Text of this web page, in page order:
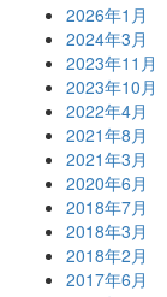
2026年1月
2024年3月
2023年11月
2023年10月
2022年4月
2021年8月
2021年3月
2020年6月
2018年7月
2018年3月
2018年2月
2017年6月